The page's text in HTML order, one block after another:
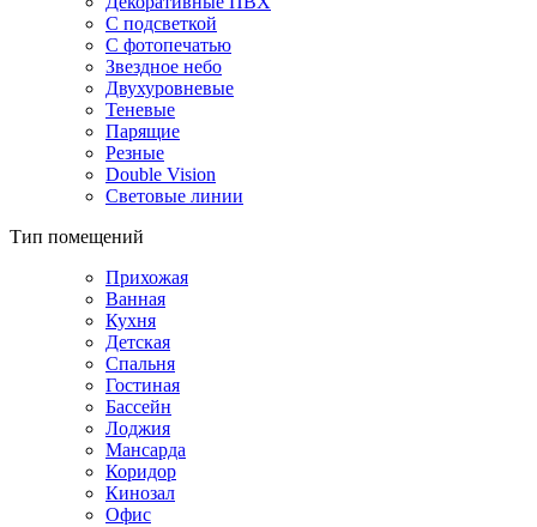
С подсветкой
С фотопечатью
Звездное небо
Двухуровневые
Теневые
Парящие
Резные
Double Vision
Световые линии
Тип помещений
Прихожая
Ванная
Кухня
Детская
Спальня
Гостиная
Бассейн
Лоджия
Мансарда
Коридор
Кинозал
Офис